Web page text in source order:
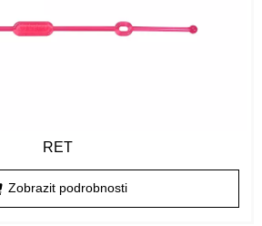
RET
Zobrazit podrobnosti